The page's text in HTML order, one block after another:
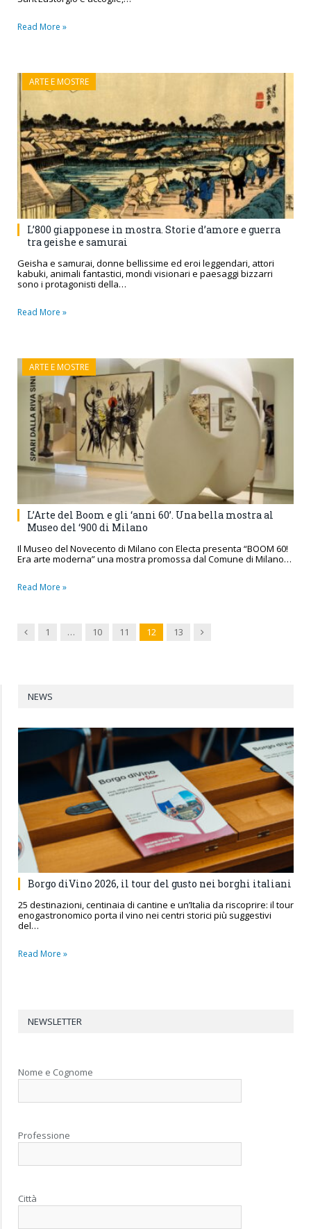
Read More »
ARTE E MOSTRE
L’800 giapponese in mostra. Storie d’amore e guerra
tra geishe e samurai
Geisha e samurai, donne bellissime ed eroi leggendari, attori
kabuki, animali fantastici, mondi visionari e paesaggi bizzarri
sono i protagonisti della…
Read More »
ARTE E MOSTRE
L’Arte del Boom e gli ‘anni 60’. Una bella mostra al
Museo del ‘900 di Milano
Il Museo del Novecento di Milano con Electa presenta “BOOM 60!
Era arte moderna” una mostra promossa dal Comune di Milano…
Read More »
Previous
1 … 10 11 12 13 Next
NEWS
Borgo diVino 2026, il tour del gusto nei borghi italiani
25 destinazioni, centinaia di cantine e un’Italia da riscoprire: il tour
enogastronomico porta il vino nei centri storici più suggestivi
del…
Read More »
NEWSLETTER
Nome e Cognome
Professione
Città